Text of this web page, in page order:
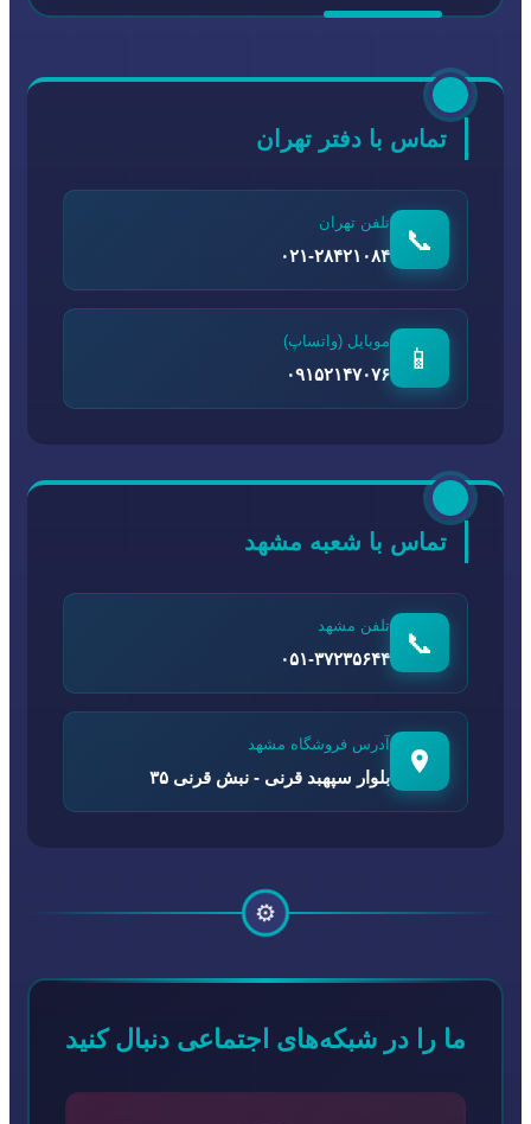
تماس با دفتر تهران
📞
تلفن تهران
۰۲۱-۲۸۴۲۱۰۸۴
📱
موبایل (واتساپ)
۰۹۱۵۲۱۴۷۰۷۶
تماس با شعبه مشهد
📞
تلفن مشهد
۰۵۱-۳۷۲۳۵۶۴۴
آدرس فروشگاه مشهد
بلوار سپهبد قرنی - نبش قرنی ۳۵
⚙️
ما را در شبکه‌های اجتماعی دنبال کنید